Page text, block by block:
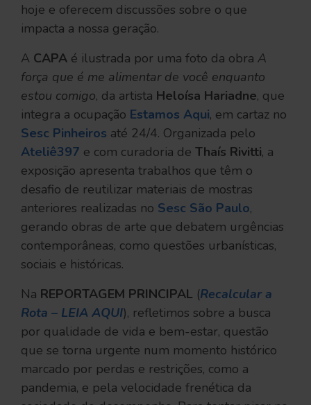
hoje e oferecem discussões sobre o que
impacta a nossa geração.
A CAPA é ilustrada por uma foto da obra A
força que é me alimentar de você enquanto
estou comigo, da artista Heloísa Hariadne, que
integra a ocupação Estamos Aqui, em cartaz no
Sesc Pinheiros até 24/4. Organizada pelo
Ateliê397 e com curadoria de Thaís Rivitti, a
exposição apresenta trabalhos que têm o
desafio de reutilizar materiais de mostras
anteriores realizadas no Sesc São Paulo,
gerando obras de arte que debatem urgências
contemporâneas, como questões urbanísticas,
sociais e históricas.
Na REPORTAGEM PRINCIPAL (Recalcular a
Rota – LEIA AQUI), refletimos sobre a busca
por qualidade de vida e bem-estar, questão
que se torna urgente num momento histórico
marcado por perdas e restrições, como a
pandemia, e pela velocidade frenética da